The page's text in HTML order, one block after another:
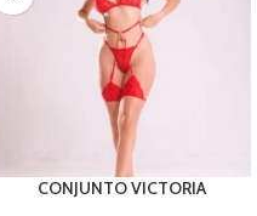
CONJUNTO VICTORIA